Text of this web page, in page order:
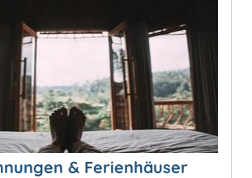
& Ferienhäuser